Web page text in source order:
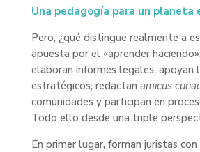
Una pedagogía para un planeta
Pero, ¿qué distingue realmente a
apuesta por el «aprender
elaboran informes legales, apoyan
estratégicos, redactan amicus
comunidades y participan en
Todo ello desde una triple
En primer lugar, forman juristas